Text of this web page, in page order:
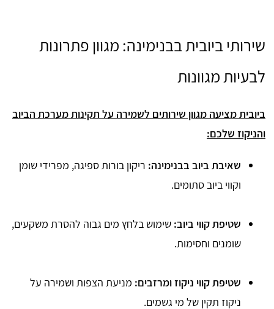
שירותי ביובית בבנימינה: מגוון פתרונות
לבעיות מגוונות
ביובית מציעה מגוון שירותים לשמירה על תקינות מערכת הביוב
והניקוז שלכם:
שאיבת ביוב בבנימינה: ריקון בורות ספיגה, מפרידי שומן
וקווי ביוב סתומים.
שטיפת קווי ביוב: שימוש בלחץ מים גבוה להסרת משקעים,
שומנים וחסימות.
שטיפת קווי ניקוז ומרזבים: מניעת הצפות ושמירה על
ניקוז תקין של מי גשמים.